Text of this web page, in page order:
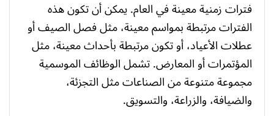
فترات زمنية معينة في العام. يمكن أن تكون هذه
الفترات مرتبطة بمواسم معينة، مثل فصل الصيف أو
عطلات الأعياد، أو تكون مرتبطة بأحداث معينة، مثل
المؤتمرات أو المعارض. تشمل الوظائف الموسمية
مجموعة متنوعة من الصناعات مثل التجزئة،
والضيافة، والزراعة، والتسويق.